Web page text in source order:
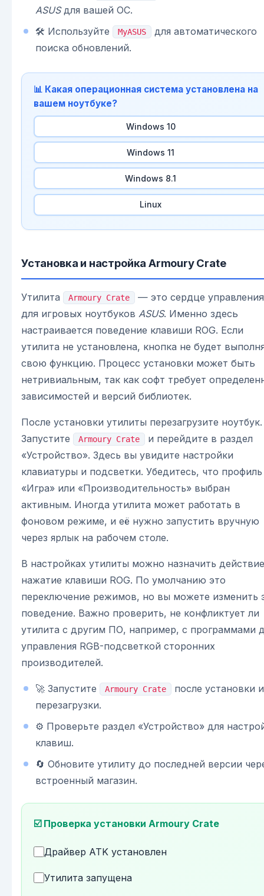
ASUSдля вашей ОС.
🛠 Используйте
MyASUS
для автоматического
поиска обновлений.
📊 Какая операционная система установлена на
вашем ноутбуке?
Windows 10
Windows 11
Windows 8.1
Linux
Установка и настройка Armoury Crate
Утилита Armoury Crate
— это сердце управления
для игровых ноутбуков ASUS. Именно здесь
настраивается поведение клавиши ROG. Если
утилита не установлена, кнопка не будет
свою функцию. Процесс установки может быть
нетривиальным, так как софт требует
зависимостей и версий библиотек.
После установки утилиты перезагрузите ноутбук.
Запустите
Armoury Crate
и перейдите в раздел
«Устройство». Здесь вы увидите настройки
клавиатуры и подсветки. Убедитесь, что профиль
«Игра» или «Производительность» выбран
активным. Иногда утилита может работать в
фоновом режиме, и её нужно запустить вручную
через ярлык на рабочем столе.
В настройках утилиты можно назначить
нажатие клавиши ROG. По умолчанию это
переключение режимов, но вы можете изменить
поведение. Важно проверить, не конфликтует ли
утилита с другим ПО, например, с программами
управления RGB-подсветкой сторонних
производителей.
🚀 Запустите Armoury Crate
после установки и
перезагрузки.
⚙️ Проверьте раздел «Устройство» для
клавиш.
🔄 Обновите утилиту до последней версии
встроенный магазин.
☑️ Проверка установки Armoury Crate
Драйвер ATK установлен
Утилита запущена